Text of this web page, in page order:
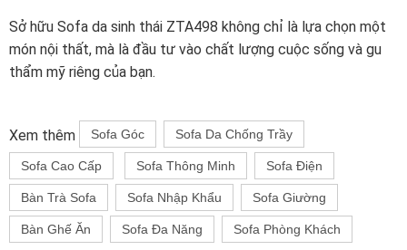
Sở hữu Sofa da sinh thái ZTA498 không chỉ là lựa chọn một
món nội thất, mà là đầu tư vào chất lượng cuộc sống và gu
thẩm mỹ riêng của bạn.
Xem thêm Sofa Góc Sofa Da Chống Trầy
Sofa Cao Cấp Sofa Thông Minh Sofa Điện
Bàn Trà Sofa Sofa Nhập Khẩu Sofa Giường
Bàn Ghế Ăn Sofa Đa Năng Sofa Phòng Khách